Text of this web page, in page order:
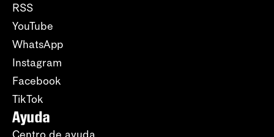
RSS
YouTube
WhatsApp
Instagram
Facebook
TikTok
Ayuda